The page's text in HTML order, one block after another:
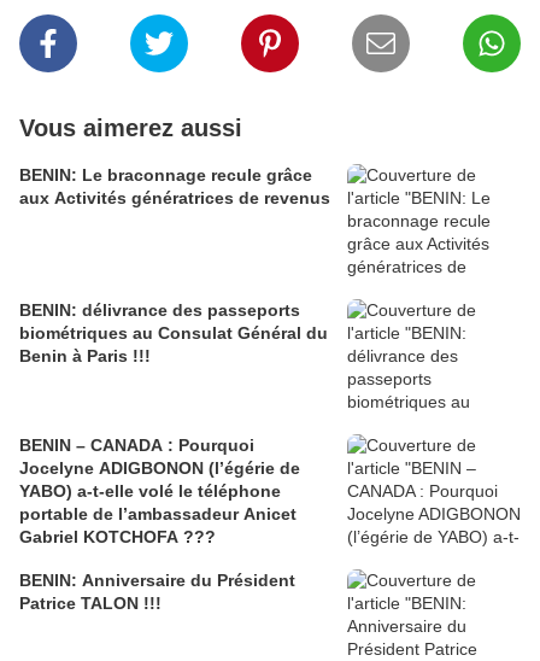
Vous aimerez aussi
BENIN: Le braconnage recule grâce
aux Activités génératrices de revenus
BENIN: délivrance des passeports
biométriques au Consulat Général du
Benin à Paris !!!
BENIN – CANADA : Pourquoi
Jocelyne ADIGBONON (l’égérie de
YABO) a-t-elle volé le téléphone
portable de l’ambassadeur Anicet
Gabriel KOTCHOFA ???
BENIN: Anniversaire du Président
Patrice TALON !!!